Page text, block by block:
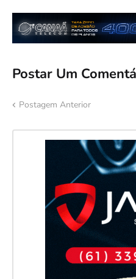
Postar Um
Postagem Anterior